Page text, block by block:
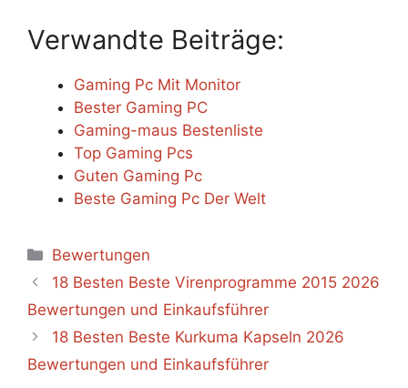
Verwandte Beiträge:
Gaming Pc Mit Monitor
Bester Gaming PC
Gaming-maus Bestenliste
Top Gaming Pcs
Guten Gaming Pc
Beste Gaming Pc Der Welt
Categories
Bewertungen
18 Besten Beste Virenprogramme 2015 2026
Bewertungen und Einkaufsführer
18 Besten Beste Kurkuma Kapseln 2026
Bewertungen und Einkaufsführer